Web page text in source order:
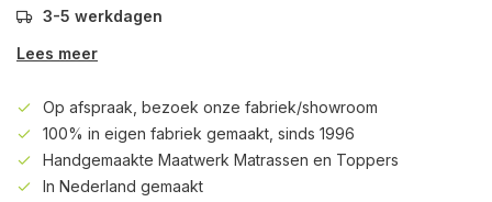
3-5 werkdagen
Lees meer
Op afspraak, bezoek onze fabriek/showroom
100% in eigen fabriek gemaakt, sinds 1996
Handgemaakte Maatwerk Matrassen en Toppers
In Nederland gemaakt